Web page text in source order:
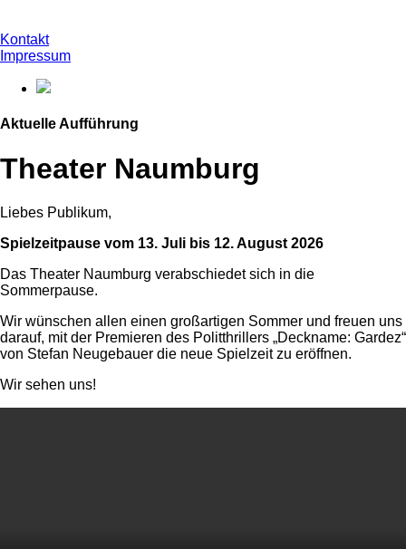
Kontakt
Impressum
Aktuelle Aufführung
Theater Naumburg
Liebes Publikum,
Spielzeitpause vom 13. Juli bis 12. August 2026
Das Theater Naumburg verabschiedet sich in die
Sommerpause.
Wir wünschen allen einen großartigen Sommer und freuen uns
darauf, mit der Premieren des Politthrillers „Deckname: Gardez“
von Stefan Neugebauer die neue Spielzeit zu eröffnen.
Wir sehen uns!